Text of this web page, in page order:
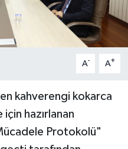
A- A+
kahverengi kokarca
için hazırlanan
Protokolü"